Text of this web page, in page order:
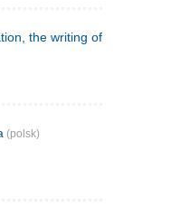
the writing of the play,
(polsk)